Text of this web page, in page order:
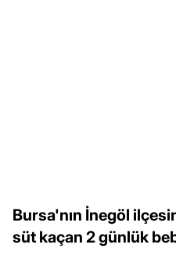
Bursa'nın İnegöl
süt kaçan 2 günlük